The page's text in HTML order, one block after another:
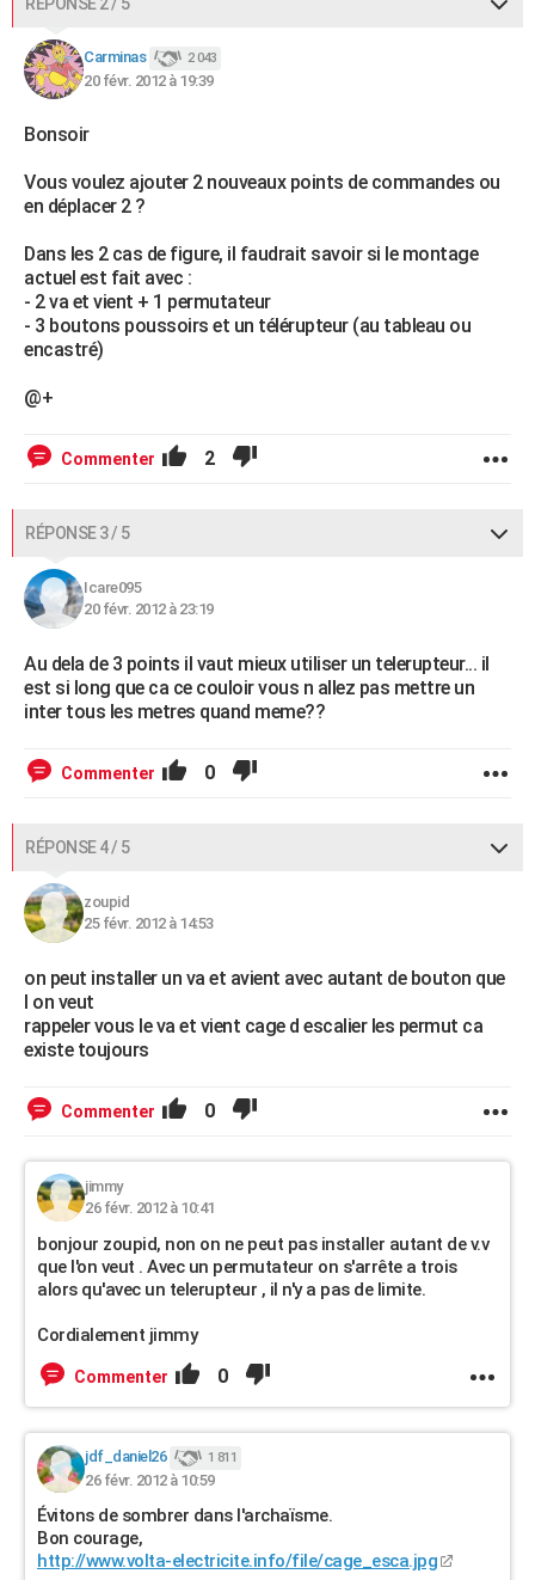
Carminas 2 043
20 févr. 2012 à 19:39
Bonsoir
Vous voulez ajouter 2 nouveaux points de commandes ou
en déplacer 2 ?
Dans les 2 cas de figure, il faudrait savoir si le montage
actuel est fait avec :
- 2 va et vient + 1 permutateur
- 3 boutons poussoirs et un télérupteur (au tableau ou
encastré)
@+
Commenter 2
RÉPONSE 3 / 5
Icare095
20 févr. 2012 à 23:19
Au dela de 3 points il vaut mieux utiliser un telerupteur... il
est si long que ca ce couloir vous n allez pas mettre un
inter tous les metres quand meme??
Commenter 0
RÉPONSE 4 / 5
zoupid
25 févr. 2012 à 14:53
on peut installer un va et avient avec autant de bouton que
l on veut
rappeler vous le va et vient cage d escalier les permut ca
existe toujours
Commenter 0
jimmy
26 févr. 2012 à 10:41
bonjour zoupid, non on ne peut pas installer autant de v.v
que l'on veut . Avec un permutateur on s'arrête a trois
alors qu'avec un telerupteur , il n'y a pas de limite.
Cordialement jimmy
Commenter 0
jdf_daniel26 1 811
26 févr. 2012 à 10:59
Évitons de sombrer dans l'archaïsme.
Bon courage,
http://www.volta-electricite.info/file/cage_esca.jpg